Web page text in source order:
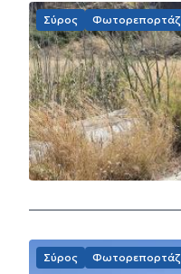
Σύρος Φωτορεπορτάζ
Σύρος Φωτορεπορτάζ